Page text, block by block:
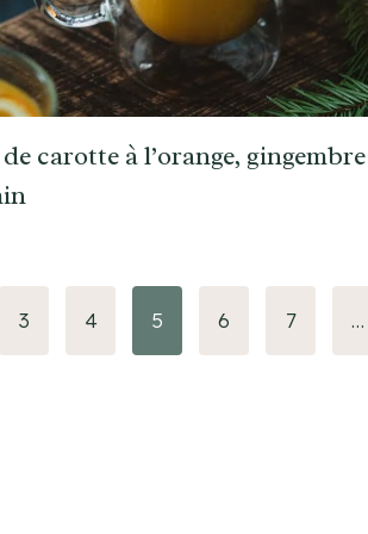
carotte à l’orange, gingembre
3 4 5 6 7 …